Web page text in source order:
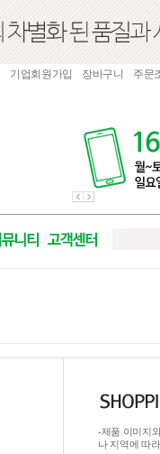
기업회원가입 장바구니 주문
-제품 이미지
나 지역에 따